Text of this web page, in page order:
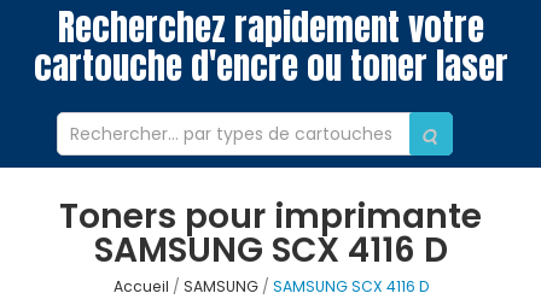
Recherchez rapidement votre
cartouche d'encre ou toner laser
Toners pour imprimante
SAMSUNG SCX 4116 D
Accueil SAMSUNG SAMSUNG SCX 4116 D